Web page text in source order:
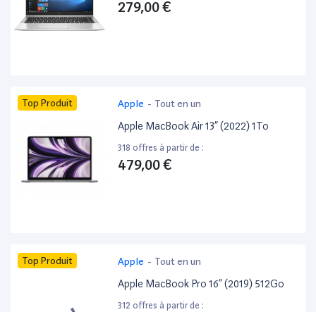
279,00 €
Top Produit Apple - Tout en un
Apple MacBook Air 13” (2022) 1To
318 offres à partir de :
479,00 €
Top Produit Apple - Tout en un
Apple MacBook Pro 16” (2019) 512Go
312 offres à partir de :